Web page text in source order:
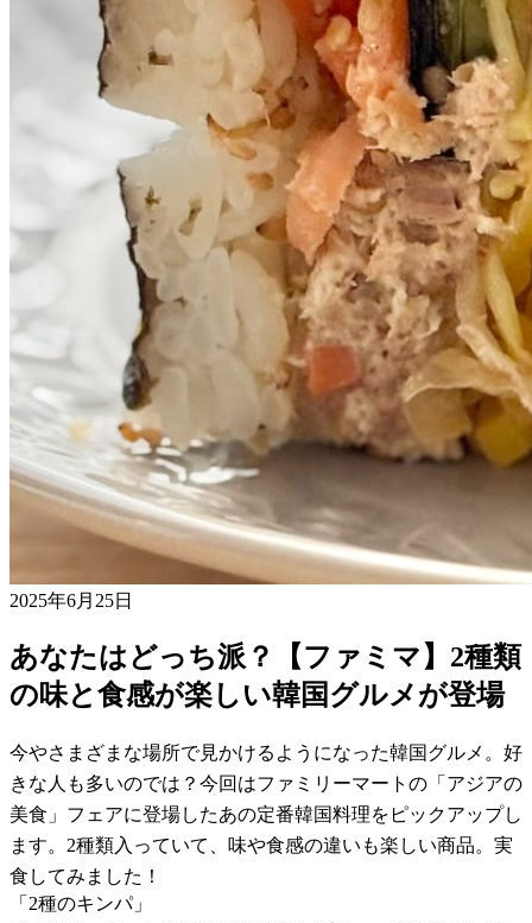
2025年6月25日
あなたはどっち派？【ファミマ】2種類
の味と食感が楽しい韓国グルメが登場
今やさまざまな場所で見かけるようになった韓国グルメ。好
きな人も多いのでは？今回はファミリーマートの「アジアの
美食」フェアに登場したあの定番韓国料理をピックアップし
ます。2種類入っていて、味や食感の違いも楽しい商品。実
食してみました！
「2種のキンパ」